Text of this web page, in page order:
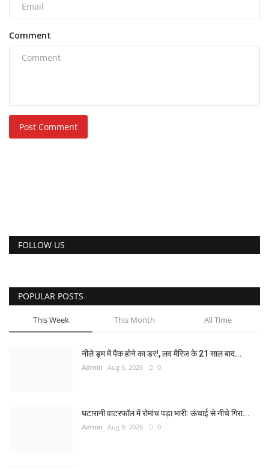
Comment
Post Comment
FOLLOW US
POPULAR POSTS
This Week This Month All Time
नीले ड्र्म में पैक होने का डर!, लव मैरिज के 21 साल बाद...
Admin Aug 6, 2026 0
घटारानी वाटरफॉल में रोमांच पड़ा भारी: ऊंचाई से नीचे गिरा...
Admin Aug 9, 2026 0